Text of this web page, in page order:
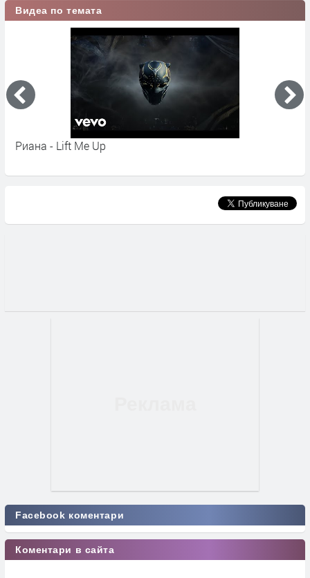
Видеа по темата
Риана - Lift Me Up
Facebook коментари
Коментари в сайта